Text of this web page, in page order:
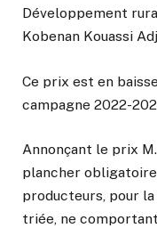
Développement
Kobenan Kouassi
Ce prix est en
campagne 2022-
Annonçant le prix
plancher
producteurs, pour
triée, ne